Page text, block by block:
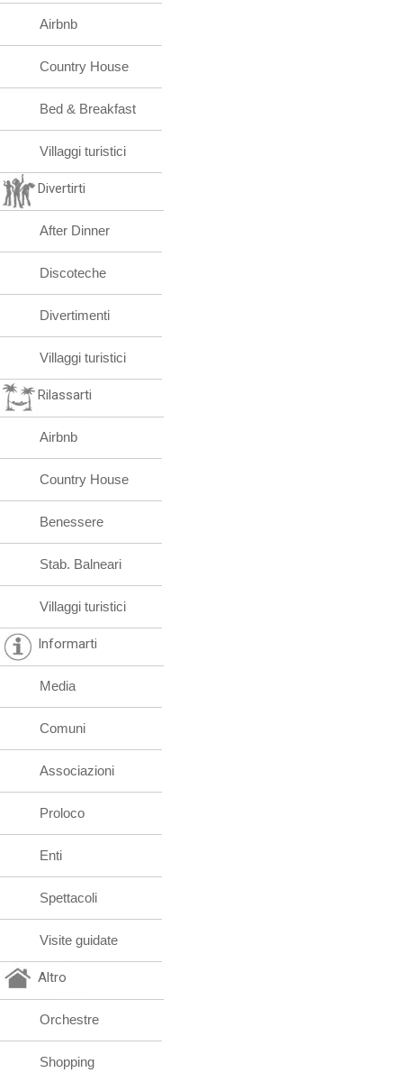
Airbnb
Country House
Bed & Breakfast
Villaggi turistici
Divertirti
After Dinner
Discoteche
Divertimenti
Villaggi turistici
Rilassarti
Airbnb
Country House
Benessere
Stab. Balneari
Villaggi turistici
Informarti
Media
Comuni
Associazioni
Proloco
Enti
Spettacoli
Visite guidate
Altro
Orchestre
Shopping